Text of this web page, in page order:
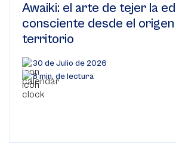
Awaiki: el arte de tejer la
consciente desde el
territorio
30 de Julio de 2026
8 min. de lectura